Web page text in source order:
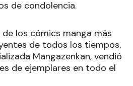
de condolencia.
de los cómics manga más
de todos los tiempos.
Mangazenkan, vendió
de ejemplares en todo el